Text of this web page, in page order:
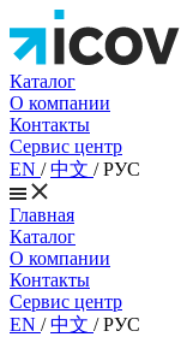
Каталог
О компании
Контакты
Сервис центр
EN /中文 /РУС
Главная
Каталог
О компании
Контакты
Сервис центр
EN /中文 /РУС